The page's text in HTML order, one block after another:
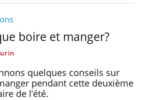
boire et manger?
quelques conseils sur
pendant cette deuxième
de l’été.